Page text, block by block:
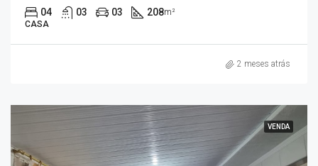
04 03 03 208m²
CASA
2 meses atrás
VENDA